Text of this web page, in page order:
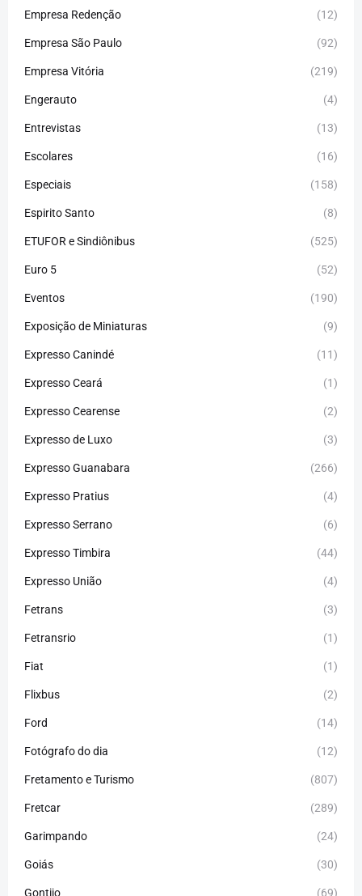
Empresa Redenção (12)
Empresa São Paulo (92)
Empresa Vitória (219)
Engerauto (4)
Entrevistas (13)
Escolares (16)
Especiais (158)
Espirito Santo (8)
ETUFOR e Sindiônibus (525)
Euro 5 (52)
Eventos (190)
Exposição de Miniaturas (9)
Expresso Canindé (11)
Expresso Ceará (1)
Expresso Cearense (2)
Expresso de Luxo (3)
Expresso Guanabara (266)
Expresso Pratius (4)
Expresso Serrano (6)
Expresso Timbira (44)
Expresso União (4)
Fetrans (3)
Fetransrio (1)
Fiat (1)
Flixbus (2)
Ford (14)
Fotógrafo do dia (12)
Fretamento e Turismo (807)
Fretcar (289)
Garimpando (24)
Goiás (30)
Gontijo (69)